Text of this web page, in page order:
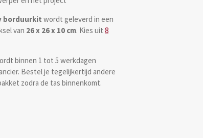
borduurkit wordt geleverd in een
van 26 x 26 x 10 cm. Kies uit 8
binnen 1 tot 5 werkdagen
Bestel je tegelijkertijd andere
zodra de tas binnenkomt.